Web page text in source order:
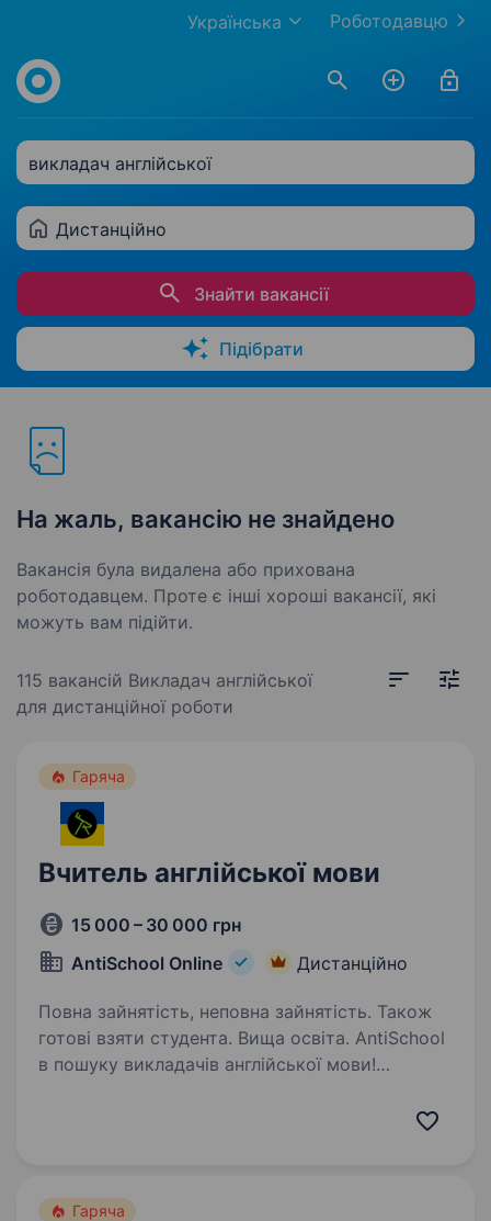
Роботодавцю
Українська
викладач англійської
Дистанційно
Знайти вакансії
Підібрати
На жаль, вакансію не знайдено
Вакансія була видалена або прихована
роботодавцем. Проте є інші хороші вакансії, які
можуть вам підійти.
115 вакансій Викладач англійської
для дистанційної роботи
Гаряча
Вчитель англійської мови
15 000 – 30 000 грн
AntiSchool Online
Дистанційно
Повна зайнятість, неповна зайнятість. Також
готові взяти студента. Вища освіта. AntiSchool
в пошуку викладачів англійської мови!
одна з найпопулярніших…
Гаряча